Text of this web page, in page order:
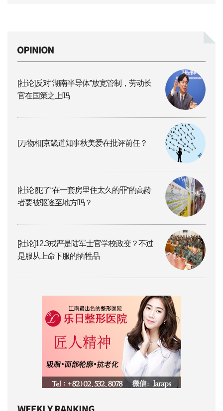
[社论]反对“湖南半导体”放宽管制，劳动长
官在国策之上吗
[万物相]京畿道知事秋美爱在批评前任？
[社论]犯了“在一套房里住太久的罪”的高龄
者要被驱逐至地方吗？
[社论]12.3戒严是陆军士官学校政变？不过
是服从上命下服的牺牲品